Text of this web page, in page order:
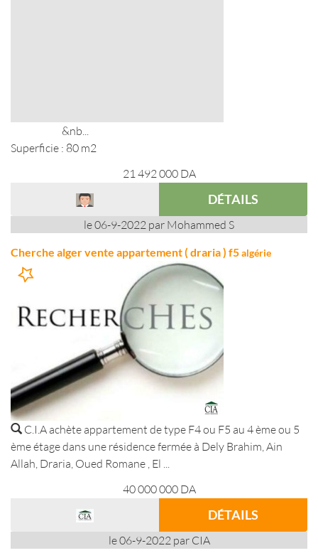
&nb...
Superficie : 80 m2
21 492 000 DA
DÉTAILS
le 06-9-2022 par Mohammed S
Cherche alger vente appartement ( draria ) f5algérie
C.I.A achète appartement de type F4 ou F5 au 4 ème ou 5
ème étage dans une résidence fermée à Dely Brahim, Ain
Allah, Draria, Oued Romane , El ...
40 000 000 DA
DÉTAILS
le 06-9-2022 par CIA